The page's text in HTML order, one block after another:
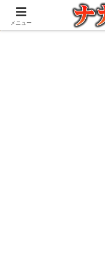
アウトドアとガジェ
メニュー